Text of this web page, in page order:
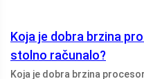
Koja je dobra brzina
stolno računalo?
Koja je dobra brzina